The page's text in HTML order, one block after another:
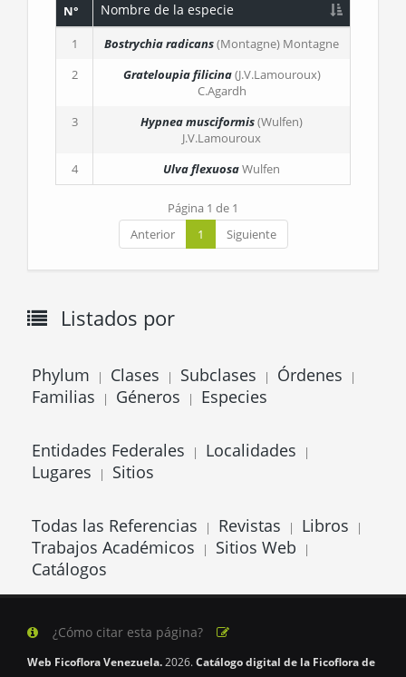
N° Nombre de la especie
1 Bostrychia radicans(Montagne) Montagne
2
Grateloupia filicina(J.V.Lamouroux)
C.Agardh
3
Hypnea musciformis(Wulfen)
J.V.Lamouroux
4
Ulva flexuosaWulfen
Página 1 de 1
Anterior
1 Siguiente
Listados por
Phylum | Clases | Subclases | Órdenes |
Familias | Géneros | Especies
Entidades Federales | Localidades |
Lugares | Sitios
Todas las Referencias | Revistas | Libros |
Trabajos Académicos | Sitios Web |
Catálogos
¿Cómo citar esta página?
Web Ficoflora Venezuela.2026.Catálogo digital de la Ficoflora de